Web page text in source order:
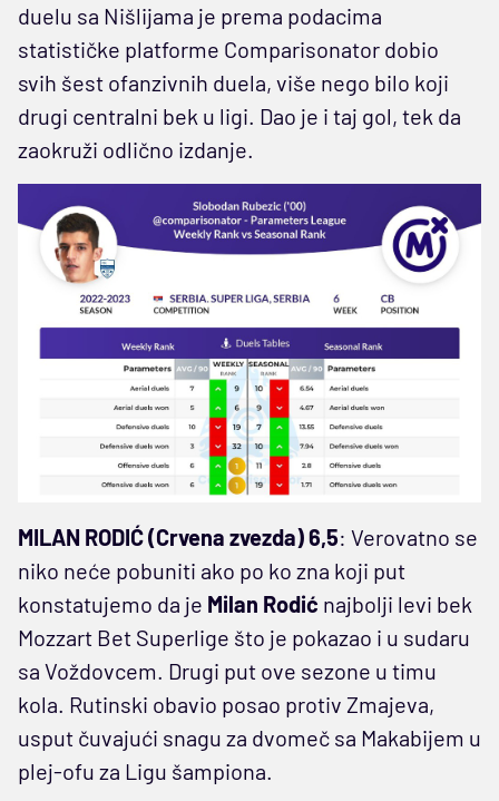
duelu sa Nišlijama je prema podacima
statističke platforme Comparisonator dobio
svih šest ofanzivnih duela, više nego bilo koji
drugi centralni bek u ligi. Dao je i taj gol, tek da
zaokruži odlično izdanje.
MILAN RODIĆ (Crvena zvezda) 6,5: Verovatno se
niko neće pobuniti ako po ko zna koji put
konstatujemo da je Milan Rodić najbolji levi bek
Mozzart Bet Superlige što je pokazao i u sudaru
sa Voždovcem. Drugi put ove sezone u timu
kola. Rutinski obavio posao protiv Zmajeva,
usput čuvajući snagu za dvomeč sa Makabijem u
plej-ofu za Ligu šampiona.